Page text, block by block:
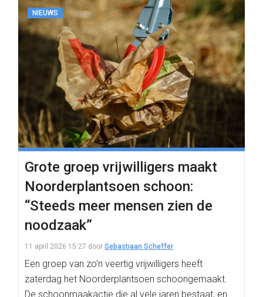
NIEUWS
Grote groep vrijwilligers maakt
Noorderplantsoen schoon:
“Steeds meer mensen zien de
noodzaak”
11 april 2026 15:27 door Sebastiaan Scheffer
Een groep van zo’n veertig vrijwilligers heeft
zaterdag het Noorderplantsoen schoongemaakt.
De schoonmaakactie die al vele jaren bestaat, en